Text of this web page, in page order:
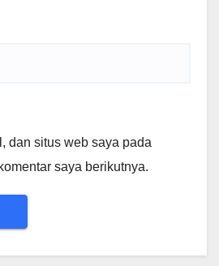
dan situs web saya pada
saya berikutnya.